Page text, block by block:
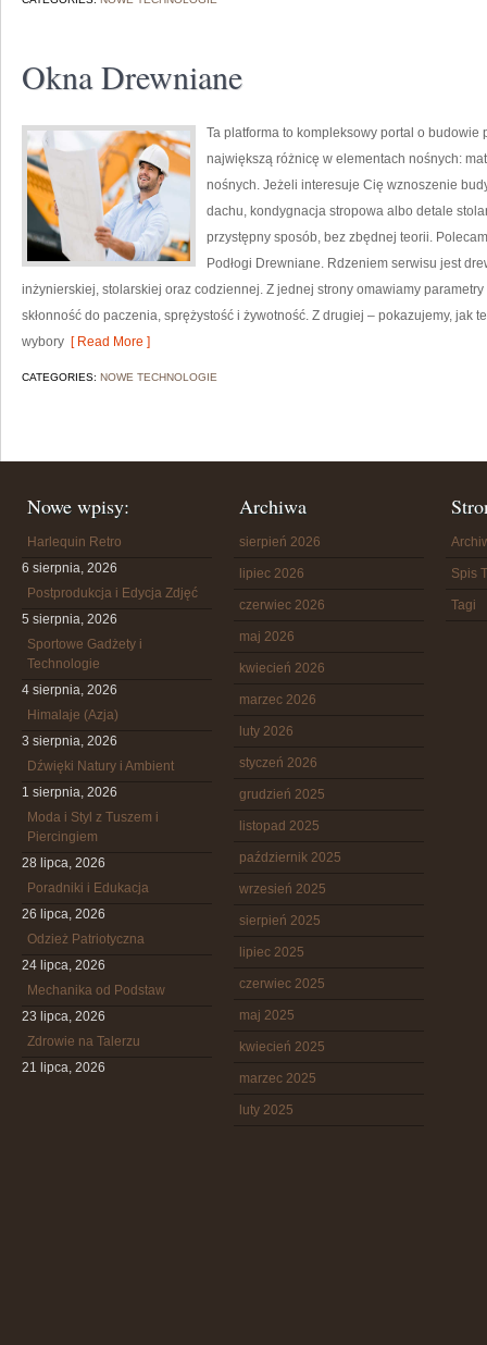
Okna Drewniane
Ta platforma to kompleksowy portal o budowie
największą różnicę w elementach nośnych:
nośnych. Jeżeli interesuje Cię wznoszenie
dachu, kondygnacja stropowa albo detale
przystępny sposób, bez zbędnej teorii.
Podłogi Drewniane. Rdzeniem serwisu jest
inżynierskiej, stolarskiej oraz codziennej. Z jednej strony omawiamy
skłonność do paczenia, sprężystość i żywotność. Z drugiej – pokazujemy, jak
wybory [ Read More ]
CATEGORIES: NOWE TECHNOLOGIE
Nowe wpisy:
Harlequin Retro
6 sierpnia, 2026
Postprodukcja i Edycja Zdjęć
5 sierpnia, 2026
Sportowe Gadżety i
Technologie
4 sierpnia, 2026
Himalaje (Azja)
3 sierpnia, 2026
Dźwięki Natury i Ambient
1 sierpnia, 2026
Moda i Styl z Tuszem i
Piercingiem
28 lipca, 2026
Poradniki i Edukacja
26 lipca, 2026
Odzież Patriotyczna
24 lipca, 2026
Mechanika od Podstaw
23 lipca, 2026
Zdrowie na Talerzu
21 lipca, 2026
Archiwa
sierpień 2026
lipiec 2026
czerwiec 2026
maj 2026
kwiecień 2026
marzec 2026
luty 2026
styczeń 2026
grudzień 2025
listopad 2025
październik 2025
wrzesień 2025
sierpień 2025
lipiec 2025
czerwiec 2025
maj 2025
kwiecień 2025
marzec 2025
luty 2025
Spis
Tagi